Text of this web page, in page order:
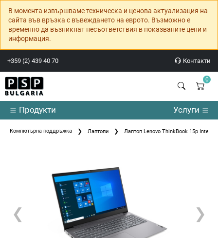
В момента извършваме техническа и ценова актуализация на
сайта във връзка с въвеждането на еврото. Възможно е
временно да възникнат несъответствия в показваните цени и
информация.
+359 (2) 439 40 70 Контакти
0
Продукти Услуги
Компютърна поддръжка Лаптопи Лаптоп Lenovo ThinkBook 15p Intel
❮ ❯